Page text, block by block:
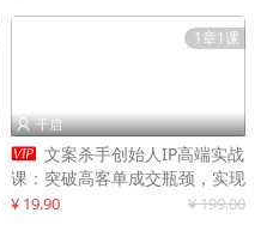
1章1课
 千启
 文案杀手创始人IP高端实战
课：突破高客单成交瓶颈，实现
IP商业价值最大化
¥ 19.90 ¥ 199.00